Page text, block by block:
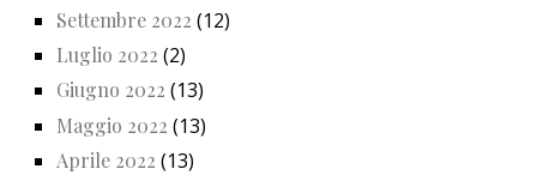
Settembre 2022 (12)
Luglio 2022 (2)
Giugno 2022 (13)
Maggio 2022 (13)
Aprile 2022 (13)